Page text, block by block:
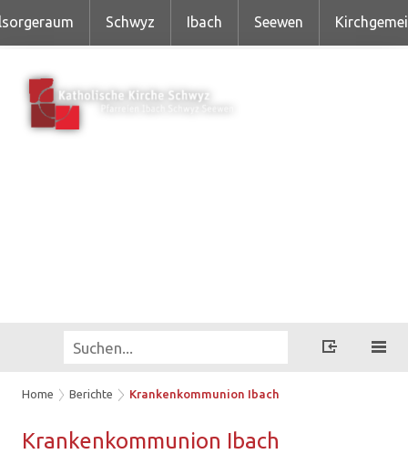
Schwyz Ibach Seewen
Home Berichte Krankenkommunion Ibach
Kran­ken­kom­mu­ni­on Ibach